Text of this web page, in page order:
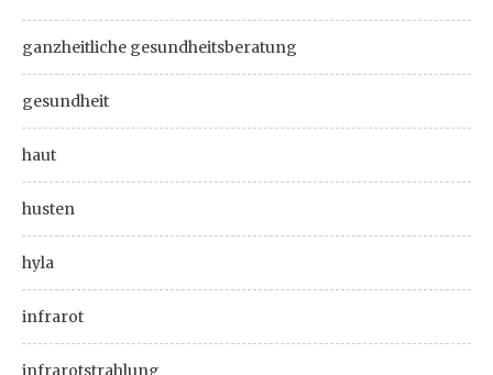
ganzheitliche gesundheitsberatung
gesundheit
haut
husten
hyla
infrarot
infrarotstrahlung